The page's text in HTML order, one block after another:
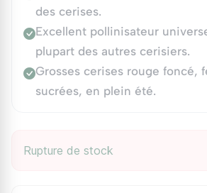
des cerises.
Excellent pollinisateur
plupart des autres cerisiers.
Grosses cerises rouge foncé,
sucrées, en plein été.
Rupture de stock